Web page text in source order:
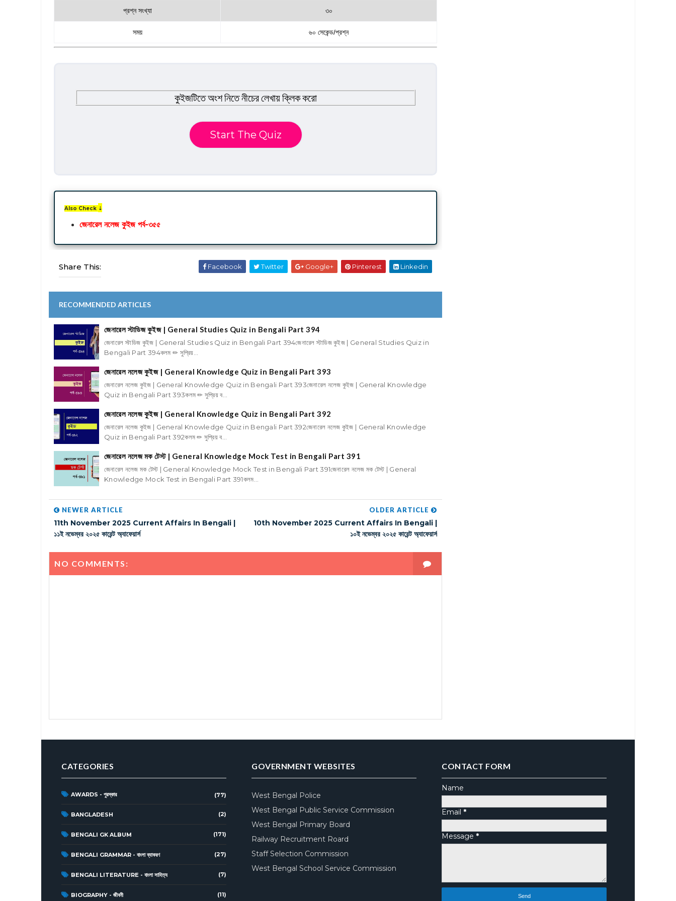
প্রশ্ন সংখ্যা ৩০
সময় ৬০ সেকেন্ড/প্রশ্ন
কুইজটিতে অংশ নিতে নীচের লেখায় ক্লিক করো
Start The Quiz
Also Check ⇣
জেনারেল নলেজকুইজ পর্ব-৩৫৫
Share This: Facebook Twitter Google+ Pinterest Linkedin
RECOMMENDED ARTICLES
জেনারেল স্টাডিজ কুইজ | General Studies Quiz in Bengali Part 394
জেনারেল স্টাডিজ কুইজ | General Studies Quiz in Bengali Part 394জেনারেল স্টাডিজ কুইজ | General Studies Quiz in
Bengali Part 394কলম ✏ সুপ্রিয়...
জেনারেল নলেজ কুইজ | General Knowledge Quiz in Bengali Part 393
জেনারেল নলেজ কুইজ | General Knowledge Quiz in Bengali Part 393জেনারেল নলেজ কুইজ | General Knowledge
Quiz in Bengali Part 393কলম ✏ সুপ্রিয় ব...
জেনারেল নলেজ কুইজ | General Knowledge Quiz in Bengali Part 392
জেনারেল নলেজ কুইজ | General Knowledge Quiz in Bengali Part 392জেনারেল নলেজ কুইজ | General Knowledge
Quiz in Bengali Part 392কলম ✏ সুপ্রিয় ব...
জেনারেল নলেজ মক টেস্ট | General Knowledge Mock Test in Bengali Part 391
জেনারেল নলেজ মক টেস্ট | General Knowledge Mock Test in Bengali Part 391জেনারেল নলেজ মক টেস্ট | General
Knowledge Mock Test in Bengali Part 391কলম...
NEWER ARTICLE
11th November 2025 Current Affairs In Bengali |
১১ই নভেম্বর ২০২৫ কারেন্ট অ্যাফেয়ার্স
OLDER ARTICLE
10th November 2025 Current Affairs In Bengali |
১০ই নভেম্বর ২০২৫ কারেন্ট অ্যাফেয়ার্স
NO COMMENTS:
CATEGORIES
AWARDS - পুরস্কার (77)
BANGLADESH (2)
BENGALI GK ALBUM (171)
BENGALI GRAMMAR - বাংলা ব্যাকরণ (27)
BENGALI LITERATURE - বাংলা সাহিত্য (7)
BIOGRAPHY - জীবনী (11)
GOVERNMENT WEBSITES
West Bengal Police
West Bengal Public Service Commission
West Bengal Primary Board
Railway Recruitment Roard
Staff Selection Commission
West Bengal School Service Commission
CONTACT FORM
Name
Email *
Message *